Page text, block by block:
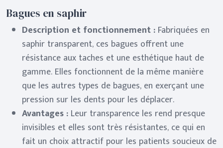
Bagues en saphir
Description et fonctionnement : Fabriquées en
saphir transparent, ces bagues offrent une
résistance aux taches et une esthétique haut de
gamme. Elles fonctionnent de la même manière
que les autres types de bagues, en exerçant une
pression sur les dents pour les déplacer.
Avantages : Leur transparence les rend presque
invisibles et elles sont très résistantes, ce qui en
fait un choix attractif pour les patients soucieux de